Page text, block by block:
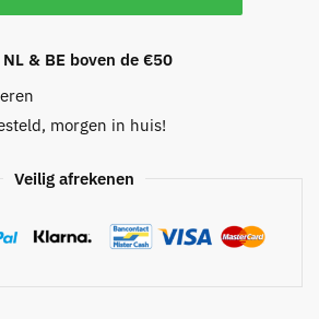
& BE boven de €50
morgen in huis!
Veilig afrekenen